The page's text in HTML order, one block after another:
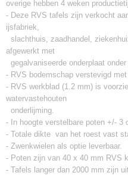
overige hebben 4 weken
- Deze RVS tafels zijn verkocht
ijsfabriek,
slachthuis, zaadhandel,
afgewerkt met
gegalvaniseerde onderplaat
- RVS bodemschap verstevigd
- RVS werkblad (1.2 mm) is
watervastehouten
onderlijming.
- In hoogte verstelbare poten +/- 3
- Totale dikte van het roest vast
- Zwenkwielen als optie leverbaar.
- Poten zijn van 40 x 40 mm RVS
- Tafels langer dan 2000 mm zijn